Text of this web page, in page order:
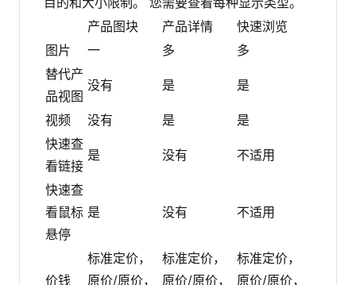
产品图块
产品详情
快速浏览
图片
一 多
多
替代产
品视图
没有 是 是
视频 没有 是
是
快速查
看链接
是 没有 不适用
快速查
看鼠标
悬停
是 没有 不适用
价钱
标准定价，
原价/原价，
标准定价，
原价/原价，
标准定价，
原价/原价，